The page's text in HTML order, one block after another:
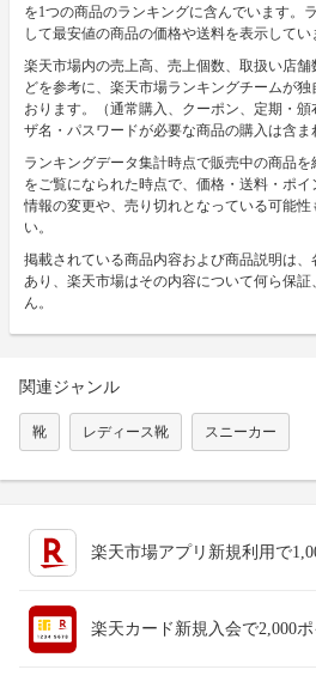
を1つの商品のランキングに含んでいます。
して最安値の商品の価格や送料を表示してい
楽天市場内の売上高、売上個数、取扱い店
どを参考に、楽天市場ランキングチームが
おります。（通常購入、クーポン、定期・
ザ名・パスワードが必要な商品の購入は含ま
ランキングデータ集計時点で販売中の商品
をご覧になられた時点で、価格・送料・ポ
情報の変更や、売り切れとなっている可能
い。
掲載されている商品内容および商品説明は
あり、楽天市場はその内容について何ら保
ん。
関連ジャンル
靴 レディース靴 スニーカー
楽天市場アプリ新規利用で
楽天カード新規入会で2,000ポ